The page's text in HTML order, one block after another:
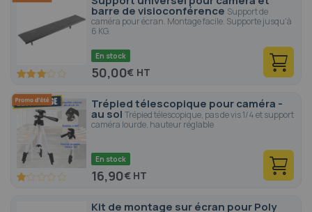
barre de visioconférence Support de
caméra pour écran. Montage facile. Supporte jusqu'à
6 KG.
60 100
En stock
50,00€
Trépied télescopique pour caméra -
au sol Trépied télescopique, pas de vis 1/4 et support
caméra lourde, hauteur réglable
20
En stock
16,90€
Kit de montage sur écran pour Poly